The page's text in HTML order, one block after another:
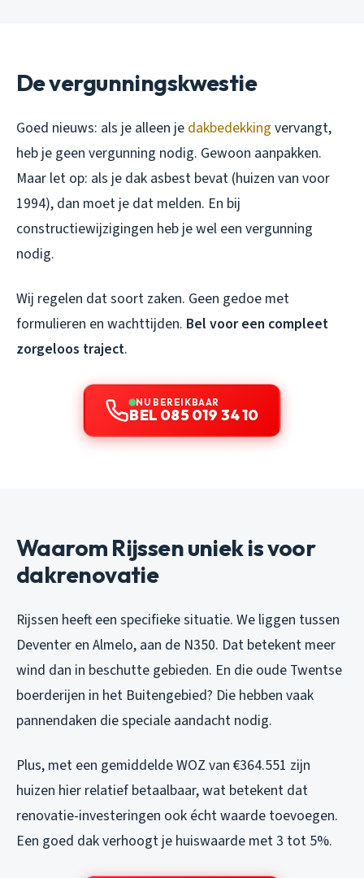
De vergunningskwestie
Goed nieuws: als je alleen je dakbedekking vervangt,
heb je geen vergunning nodig. Gewoon aanpakken.
Maar let op: als je dak asbest bevat (huizen van voor
1994), dan moet je dat melden. En bij
constructiewijzigingen heb je wel een vergunning
nodig.
Wij regelen dat soort zaken. Geen gedoe met
formulieren en wachttijden. Bel voor een compleet
zorgeloos traject.
NU BEREIKBAAR
BEL 085 019 34 10
Waarom Rijssen uniek is voor
dakrenovatie
Rijssen heeft een specifieke situatie. We liggen tussen
Deventer en Almelo, aan de N350. Dat betekent meer
wind dan in beschutte gebieden. En die oude Twentse
boerderijen in het Buitengebied? Die hebben vaak
pannendaken die speciale aandacht nodig.
Plus, met een gemiddelde WOZ van €364.551 zijn
huizen hier relatief betaalbaar, wat betekent dat
renovatie-investeringen ook écht waarde toevoegen.
Een goed dak verhoogt je huiswaarde met 3 tot 5%.